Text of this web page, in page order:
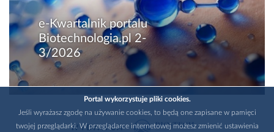
e-Kwartalnik portalu
Biotechnologia.pl 2-
3/2026
WYDAWCA
Portal wykorzystuje pliki cookies.
Jeśli wyrażasz zgodę na używanie cookies, to będą one zapisane w pamięci
twojej przeglądarki. W przeglądarce internetowej możesz zmienić ustawienia